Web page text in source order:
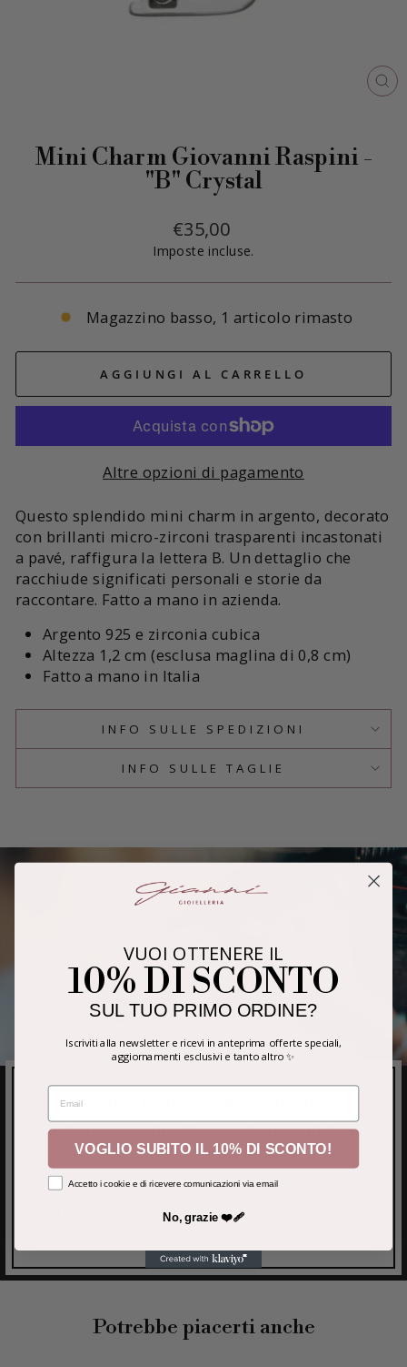
Mini Charm Giovanni Raspini -
"B" Crystal
Prezzo
di
€35,00
Imposte incluse.
Magazzino basso, 1 articolo rimasto
AGGIUNGI AL CARRELLO
Altre opzioni di pagamento
Questo splendido mini charm in argento, decorato
con brillanti micro-zirconi trasparenti incastonati
a pavé, raffigura la lettera B. Un dettaglio che
racchiude significati personali e storie da
raccontare. Fatto a mano in azienda.
Argento 925 e zirconia cubica
Altezza 1,2 cm (esclusa maglina di 0,8 cm)
Fatto a mano in Italia
INFO SULLE SPEDIZIONI
INFO SULLE TAGLIE
Rendi unico il tuo gioiello!
Su alcuni gioielli offriamo la possibilità di
incisione gratuita.
Inserisci la tua richiesta nelle note
dell’ordine e aggiungi un tocco speciale
Potrebbe piacerti anche
VUOI OTTENERE IL
10% DI SCONTO
SUL TUO PRIMO ORDINE?
Iscriviti alla newsletter e ricevi in anteprima offerte speciali,
aggiornamenti esclusivi e tanto altro ✨
EMAIL
VOGLIO SUBITO IL 10% DI SCONTO!
Accetto i cookie e di ricevere comunicazioni via email
No, grazie ❤️‍🩹